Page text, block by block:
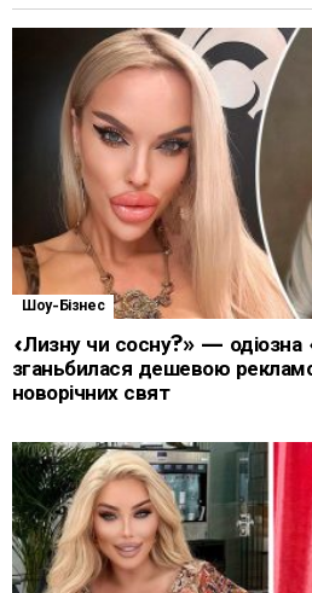
Шоу-Бізнес
«Лизну чи сосну?» — одіозна
зганьбилася дешевою
новорічних свят